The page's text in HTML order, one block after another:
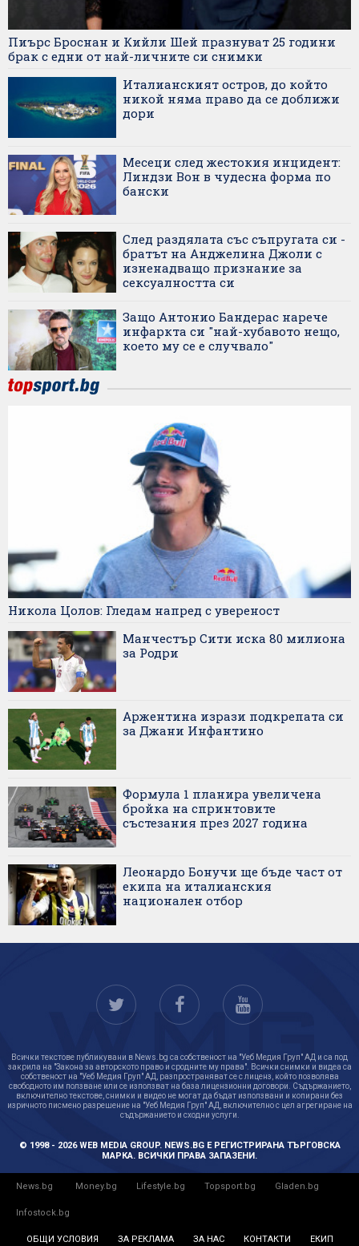
Пиърс Броснан и Кийли Шей празнуват 25 години
брак с едни от най-личните си снимки
Италианският остров, до който
никой няма право да се доближи
дори
Месеци след жестокия инцидент:
Линдзи Вон в чудесна форма по
бански
След раздялата със съпругата си -
братът на Анджелина Джоли с
изненадващо признание за
сексуалността си
Защо Антонио Бандерас нарече
инфаркта си "най-хубавото нещо,
което му се е случвало"
Никола Цолов: Гледам напред с увереност
Манчестър Сити иска 80 милиона
за Родри
Аржентина изрази подкрепата си
за Джани Инфантино
Формула 1 планира увеличена
бройка на спринтовите
състезания през 2027 година
Леонардо Бонучи ще бъде част от
екипа на италианския
национален отбор
Всички текстове публикувани в News.bg са собственост на "Уеб Медия Груп" АД и са под
закрила на "Закона за авторското право и сродните му права". Всички снимки и видеа са
собственост на "Уеб Медия Груп" АД, разпространяват се с лиценз, който позволява
свободното им ползване или се използват на база лицензионни договори. Съдържанието,
включително текстове, снимки и видео не могат да бъдат използвани и копирани без
изричното писмено разрешение на "Уеб Медия Груп" АД, включително с цел агрегиране на
съдържанието и сходни услуги.
© 1998 - 2026 WEB MEDIA GROUP. NEWS.BG Е РЕГИСТРИРАНА ТЪРГОВСКА
МАРКА. ВСИЧКИ ПРАВА ЗАПАЗЕНИ.
News.bg Money.bg Lifestyle.bg Topsport.bg Gladen.bg
Infostock.bg
ОБЩИ УСЛОВИЯ ЗА РЕКЛАМА ЗА НАС КОНТАКТИ ЕКИП